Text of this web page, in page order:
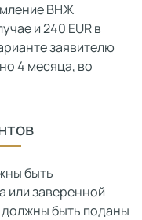
ВНЖ
и 240 EUR в
заявителю
4 месяца, во
быть
или заверенной
должны быть поданы